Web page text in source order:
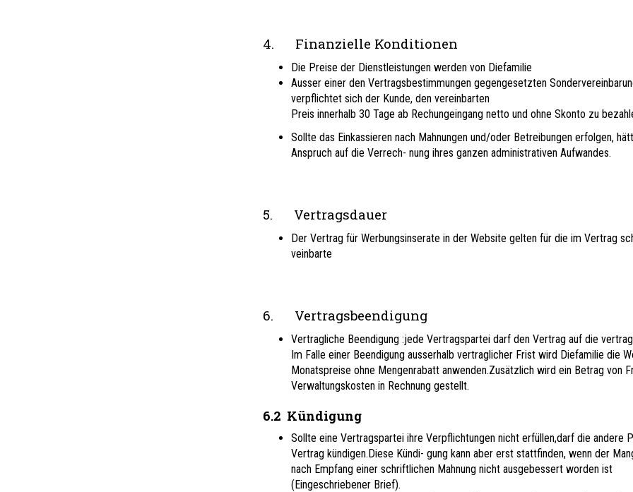
4. Finanzielle Konditionen
Die Preise der Dienstleistungen werden von Diefamilie
Ausser einer den Vertragsbestimmungen gegengesetzten
verpflichtet sich der Kunde, den vereinbarten
Preis innerhalb 30 Tage ab Rechungeingang netto und ohne Skonto zu
Sollte das Einkassieren nach Mahnungen und/oder Betreibungen erfolgen,
Anspruch auf die Verrech- nung ihres ganzen administrativen Aufwandes.
5. Vertragsdauer
Der Vertrag für Werbungsinserate in der Website gelten für die im Vertrag
veinbarte
6. Vertragsbeendigung
Vertragliche Beendigung :jede Vertragspartei darf den Vertrag auf die
Im Falle einer Beendigung ausserhalb vertraglicher Frist wird Diefamilie die
Monatspreise ohne Mengenrabatt anwenden.Zusätzlich wird ein Betrag von
Verwaltungskosten in Rechnung gestellt.
6.2 Kündigung
Sollte eine Vertragspartei ihre Verpflichtungen nicht erfüllen,darf die andere
Vertrag kündigen.Diese Kündi- gung kann aber erst stattfinden, wenn der
nach Empfang einer schriftlichen Mahnung nicht ausgebessert worden ist
(Eingeschriebener Brief).